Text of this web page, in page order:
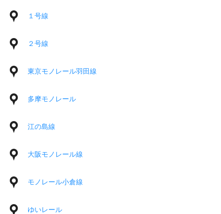
１号線
２号線
東京モノレール羽田線
多摩モノレール
江の島線
大阪モノレール線
モノレール小倉線
ゆいレール